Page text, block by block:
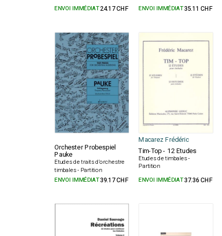
ENVOI IMMÉDIAT24.17 CHF ENVOI IMMÉDIAT35.11 CHF
Macarez Frédéric
Orchester Probespiel
Pauke
Etudes de traits d'orchestre
timbales - Partition
Tim-Top - 12 Etudes
Etudes de timbales -
Partition
ENVOI IMMÉDIAT39.17 CHF ENVOI IMMÉDIAT37.36 CHF